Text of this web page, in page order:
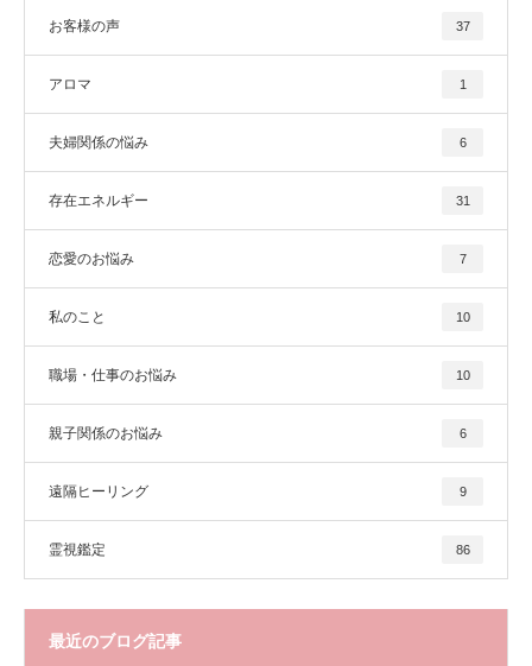
お客様の声 37
アロマ 1
夫婦関係の悩み 6
存在エネルギー 31
恋愛のお悩み 7
私のこと 10
職場・仕事のお悩み 10
親子関係のお悩み 6
遠隔ヒーリング 9
霊視鑑定 86
最近のブログ記事